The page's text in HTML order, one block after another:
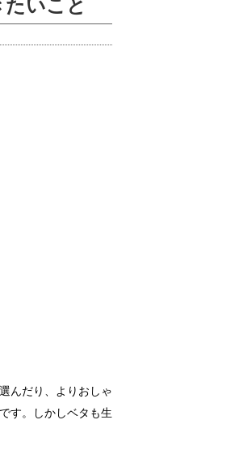
いこと
んだり、よりおしゃ
す。しかしベタも生